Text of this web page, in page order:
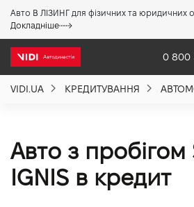
Авто В ЛІЗИНГ для фізичних та юридичних
Докладніше
0 800
VIDI.UA КРЕДИТУВАННЯ
Авто з пробігом
IGNIS в кредит
Акції %
Новини